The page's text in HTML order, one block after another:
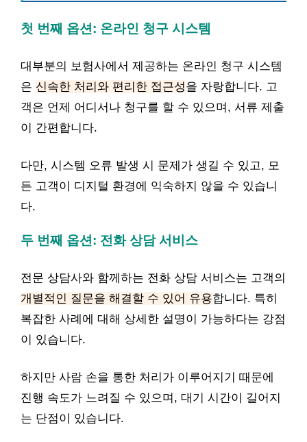
첫 번째 옵션: 온라인 청구 시스템
대부분의 보험사에서 제공하는 온라인 청구 시스템
은 신속한 처리와 편리한 접근성을 자랑합니다. 고
객은 언제 어디서나 청구를 할 수 있으며, 서류 제출
이 간편합니다.
다만, 시스템 오류 발생 시 문제가 생길 수 있고, 모
든 고객이 디지털 환경에 익숙하지 않을 수 있습니
다.
두 번째 옵션: 전화 상담 서비스
전문 상담사와 함께하는 전화 상담 서비스는 고객의
개별적인 질문을 해결할 수 있어 유용합니다. 특히
복잡한 사례에 대해 상세한 설명이 가능하다는 강점
이 있습니다.
하지만 사람 손을 통한 처리가 이루어지기 때문에
진행 속도가 느려질 수 있으며, 대기 시간이 길어지
는 단점이 있습니다.